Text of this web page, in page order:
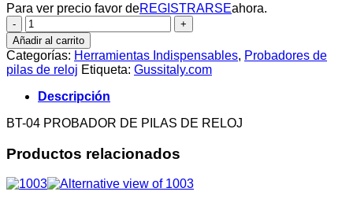
Para ver precio favor deREGISTRARSEahora.
BT-
04
PROBADOR
DE
PILAS
DE
RELOJ
cantidad
Añadir al carrito
Categorías: Herramientas Indispensables, Probadores de
pilas de reloj Etiqueta: Gussitaly.com
Descripción
BT-04 PROBADOR DE PILAS DE RELOJ
Productos relacionados